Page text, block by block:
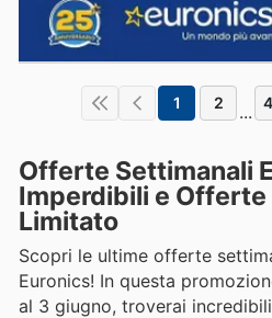
1 2 ...
Offerte Settimanali
Imperdibili e Offerte
Limitato
Scopri le ultime offerte
Euronics! In questa
al 3 giugno, troverai